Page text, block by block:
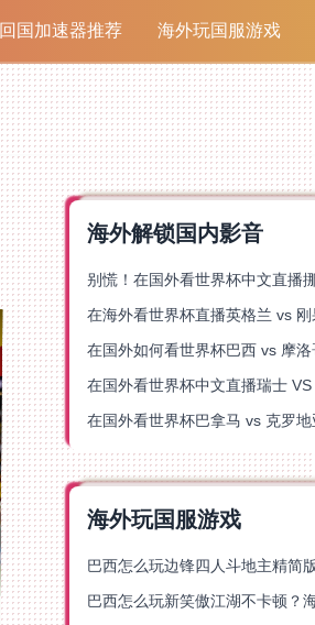
回国加速器推荐 海外玩国服游戏
海外解锁国内影音
海外玩国服游戏